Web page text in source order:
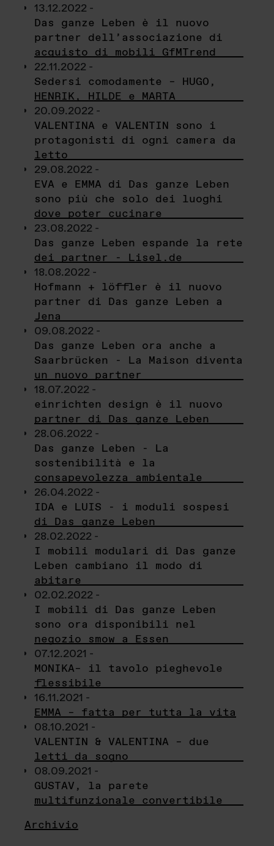
13.12.2022 -
Das ganze Leben è il nuovo
partner dell’associazione di
acquisto di mobili GfMTrend
22.11.2022 -
Sedersi comodamente – HUGO,
HENRIK, HILDE e MARTA
20.09.2022 -
VALENTINA e VALENTIN sono i
protagonisti di ogni camera da
letto
29.08.2022 -
EVA e EMMA di Das ganze Leben
sono più che solo dei luoghi
dove poter cucinare
23.08.2022 -
Das ganze Leben espande la rete
dei partner - Lisel.de
18.08.2022 -
Hofmann + löffler è il nuovo
partner di Das ganze Leben a
Jena
09.08.2022 -
Das ganze Leben ora anche a
Saarbrücken - La Maison diventa
un nuovo partner
18.07.2022 -
einrichten design è il nuovo
partner di Das ganze Leben
28.06.2022 -
Das ganze Leben - La
sostenibilità e la
consapevolezza ambientale
26.04.2022 -
IDA e LUIS - i moduli sospesi
di Das ganze Leben
28.02.2022 -
I mobili modulari di Das ganze
Leben cambiano il modo di
abitare
02.02.2022 -
I mobili di Das ganze Leben
sono ora disponibili nel
negozio smow a Essen
07.12.2021 -
MONIKA– il tavolo pieghevole
flessibile
16.11.2021 -
EMMA – fatta per tutta la vita
08.10.2021 -
VALENTIN & VALENTINA – due
letti da sogno
08.09.2021 -
GUSTAV, la parete
multifunzionale convertibile
Archivio